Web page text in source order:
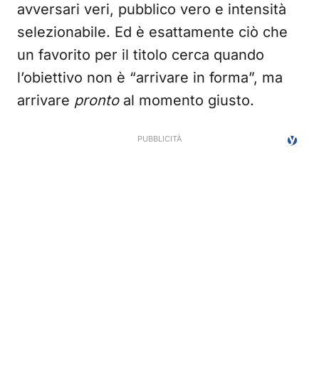
avversari veri, pubblico vero e intensità
selezionabile. Ed è esattamente ciò che
un favorito per il titolo cerca quando
l’obiettivo non è “arrivare in forma”, ma
arrivare prontoal momento giusto.